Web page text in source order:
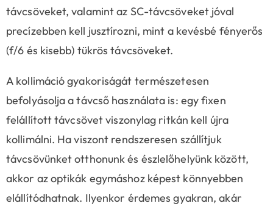
távcsöveket, valamint az SC-távcsöveket jóval
precízebben kell jusztírozni, mint a kevésbé fényerős
(f/6 és kisebb) tükrös távcsöveket.
A kollimáció gyakoriságát természetesen
befolyásolja a távcső használata is: egy fixen
felállított távcsövet viszonylag ritkán kell újra
kollimálni. Ha viszont rendszeresen szállítjuk
távcsövünket otthonunk és észlelőhelyünk között,
akkor az optikák egymáshoz képest könnyebben
elállítódhatnak. Ilyenkor érdemes gyakran, akár